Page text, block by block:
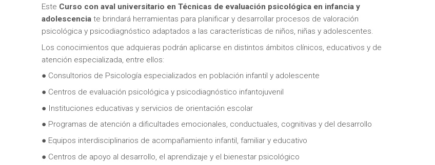
Este Curso con aval universitario en Técnicas de evaluación psicológica en infancia y
adolescenciate brindará herramientas para planificar y desarrollar procesos de valoración
psicológica y psicodiagnóstico adaptados a las características de niños, niñas y adolescentes.
Los conocimientos que adquieras podrán aplicarse en distintos ámbitos clínicos, educativos y de
atención especializada, entre ellos:
● Consultorios de Psicología especializados en población infantil y adolescente
● Centros de evaluación psicológica y psicodiagnóstico infantojuvenil
● Instituciones educativas y servicios de orientación escolar
● Programas de atención a dificultades emocionales, conductuales, cognitivas y del desarrollo
● Equipos interdisciplinarios de acompañamiento infantil, familiar y educativo
● Centros de apoyo al desarrollo, el aprendizaje y el bienestar psicológico¿Necesitas más información sobre un curso?